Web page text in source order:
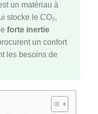
un matériau à
stocke le CO₂,
forte inertie
un confort
les besoins de